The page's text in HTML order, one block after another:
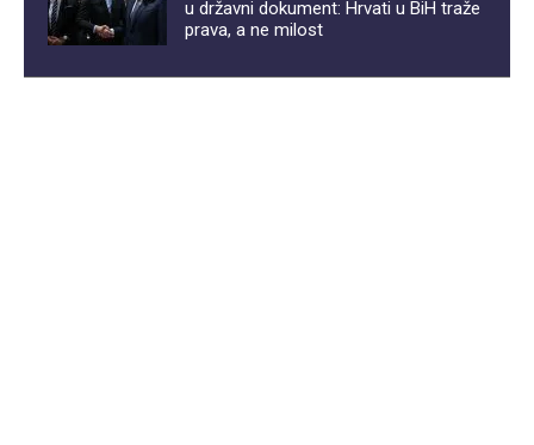
u državni dokument: Hrvati u BiH traže
prava, a ne milost